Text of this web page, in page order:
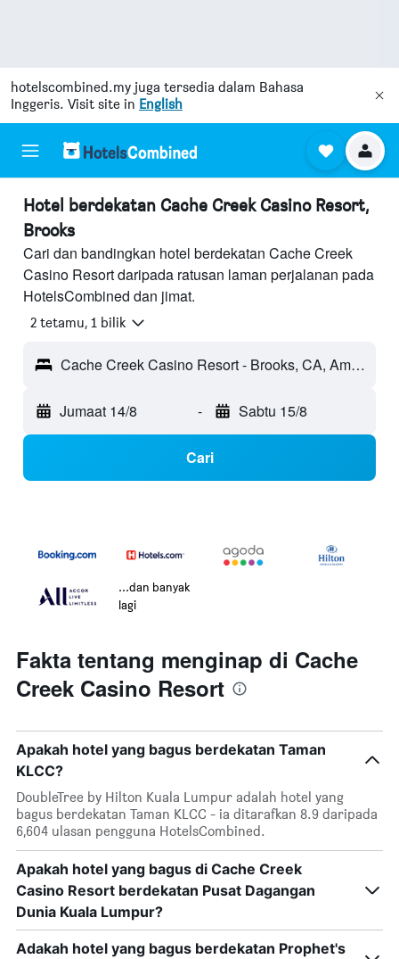
hotelscombined.my juga tersedia dalam Bahasa
Inggeris. Visit site in English
Hotel berdekatan Cache Creek Casino Resort,
Brooks
Cari dan bandingkan hotel berdekatan Cache Creek
Casino Resort daripada ratusan laman perjalanan pada
HotelsCombined dan jimat.
2 tetamu, 1 bilik
Cache Creek Casino Resort - Brooks, CA, Amerika Syarikat
Jumaat 14/8 - Sabtu 15/8
Cari
...dan banyak
lagi
Fakta tentang menginap di Cache
Creek Casino Resort
Apakah hotel yang bagus berdekatan Taman
KLCC?
DoubleTree by Hilton Kuala Lumpur adalah hotel yang
bagus berdekatan Taman KLCC - ia ditarafkan 8.9 daripada
6,604 ulasan pengguna HotelsCombined.
Apakah hotel yang bagus di Cache Creek
Casino Resort berdekatan Pusat Dagangan
Dunia Kuala Lumpur?
Adakah hotel yang bagus berdekatan Prophet's